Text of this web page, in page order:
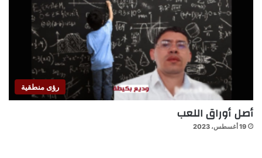
رؤى منطقية
أصل أوراق اللعب
19 أغسطس، 2023